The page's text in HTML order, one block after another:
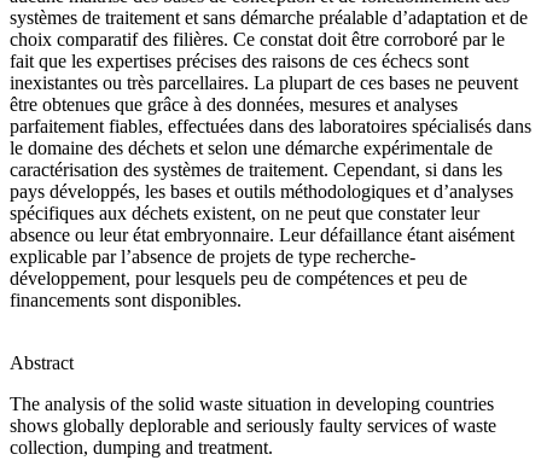
systèmes de traitement et sans démarche préalable d’adaptation et de
choix comparatif des filières. Ce constat doit être corroboré par le
fait que les expertises précises des raisons de ces échecs sont
inexistantes ou très parcellaires. La plupart de ces bases ne peuvent
être obtenues que grâce à des données, mesures et analyses
parfaitement fiables, effectuées dans des laboratoires spécialisés dans
le domaine des déchets et selon une démarche expérimentale de
caractérisation des systèmes de traitement. Cependant, si dans les
pays développés, les bases et outils méthodologiques et d’analyses
spécifiques aux déchets existent, on ne peut que constater leur
absence ou leur état embryonnaire. Leur défaillance étant aisément
explicable par l’absence de projets de type recherche-
développement, pour lesquels peu de compétences et peu de
financements sont disponibles.
Abstract
The analysis of the solid waste situation in developing countries
shows globally deplorable and seriously faulty services of waste
collection, dumping and treatment.